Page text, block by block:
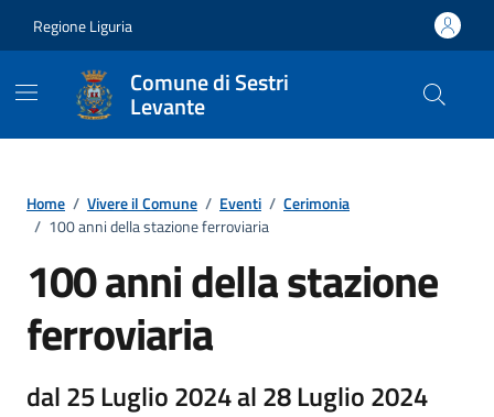
Regione Liguria
Comune di Sestri
Levante
Home / Vivere il Comune / Eventi / Cerimonia
/ 100 anni della stazione ferroviaria
100 anni della stazione
ferroviaria
dal 25 Luglio 2024 al 28 Luglio 2024